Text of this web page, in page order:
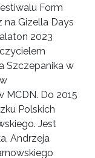
Form
Gizella Days
2023
Szczepanika w
MCDN. Do 2015
Polskich
Jest
Andrzeja